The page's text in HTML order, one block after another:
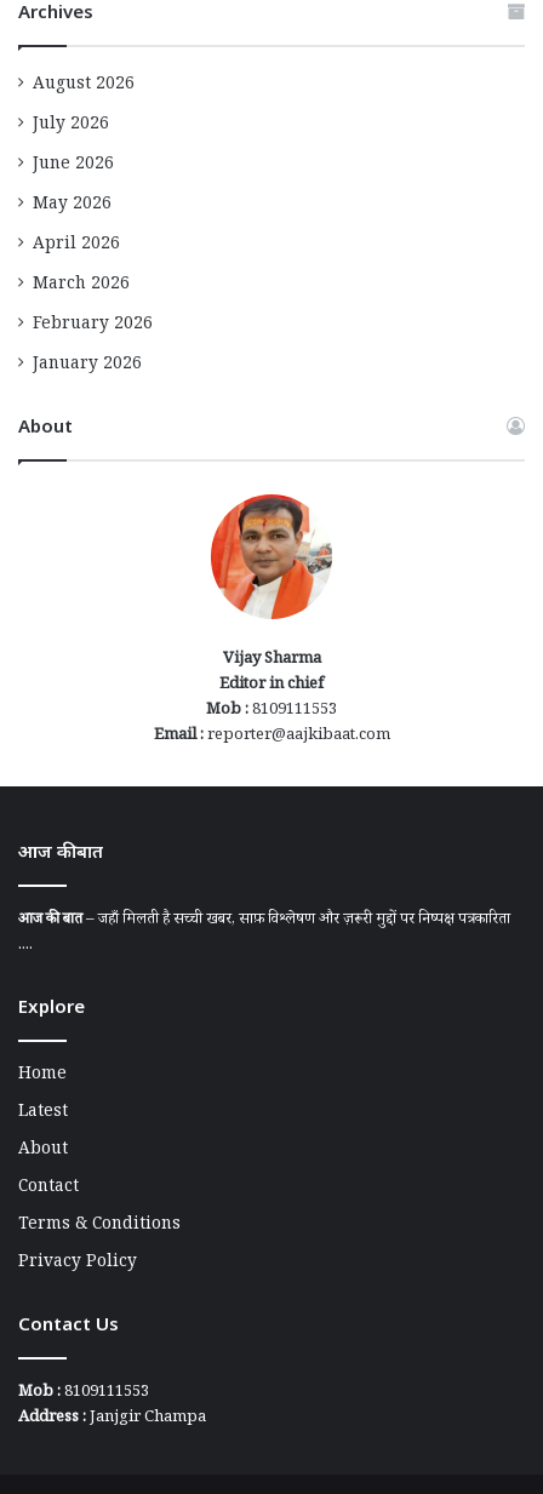
Archives
August 2026
July 2026
June 2026
May 2026
April 2026
March 2026
February 2026
January 2026
About
Vijay Sharma
Editor in chief
Mob :8109111553
Email :reporter@aajkibaat.com
आज की बात
आज की बात– जहाँ मिलती है सच्ची खबर, साफ़ विश्लेषण और ज़रूरी मुद्दों पर निष्पक्ष पत्रकारिता
....
Explore
Home
Latest
About
Contact
Terms & Conditions
Privacy Policy
Contact Us
Mob :8109111553
Address :Janjgir Champa